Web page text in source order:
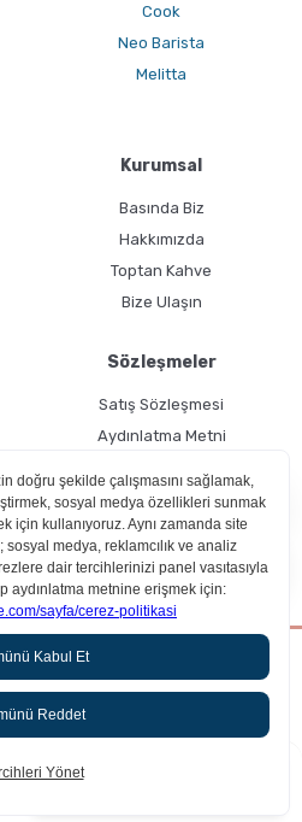
Cook
Neo Barista
Melitta
Kurumsal
Basında Biz
Hakkımızda
Toptan Kahve
Bize Ulaşın
Sözleşmeler
Satış Sözleşmesi
Aydınlatma Metni
Kullanım Koşulları
Çerez Politikası
Aradığın kahveyi beraber bulalım!